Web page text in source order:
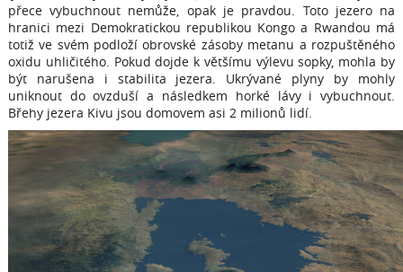
přece vybuchnout nemůže, opak je pravdou. Toto jezero na
hranici mezi Demokratickou republikou Kongo a Rwandou má
totiž ve svém podloží obrovské zásoby metanu a rozpuštěného
oxidu uhličitého. Pokud dojde k většímu výlevu sopky, mohla by
být narušena i stabilita jezera. Ukrývané plyny by mohly
uniknout do ovzduší a následkem horké lávy i vybuchnout.
Břehy jezera Kivu jsou domovem asi 2 milionů lidí.